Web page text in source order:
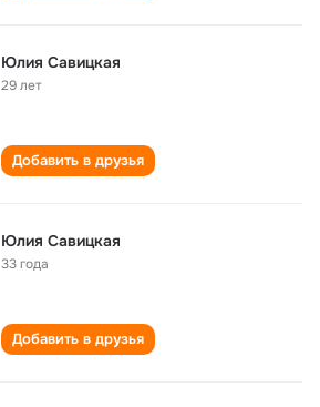
Юлия Савицкая
29 лет
Добавить в друзья
Юлия Савицкая
33 года
Добавить в друзья